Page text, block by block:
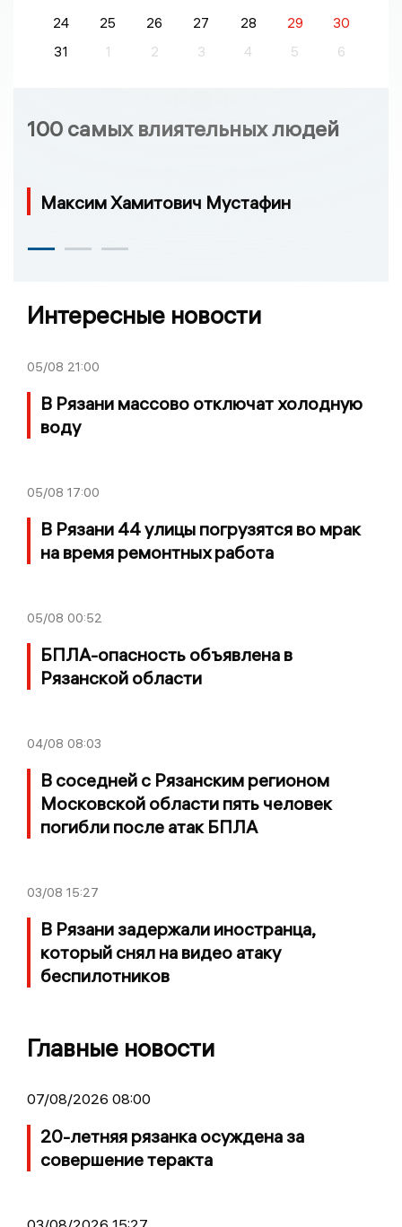
24
25 26 27 28 29
30
31
1 2 3 4 5 6
100 самых влиятельных людей
Максим Хамитович Мустафин
Интересные новости
05/08 21:00
В Рязани массово отключат холодную
воду
05/08 17:00
В Рязани 44 улицы погрузятся во мрак
на время ремонтных работа
05/08 00:52
БПЛА-опасность объявлена в
Рязанской области
04/08 08:03
В соседней с Рязанским регионом
Московской области пять человек
погибли после атак БПЛА
03/08 15:27
В Рязани задержали иностранца,
который снял на видео атаку
беспилотников
Главные новости
07/08/2026 08:00
20-летняя рязанка осуждена за
совершение теракта